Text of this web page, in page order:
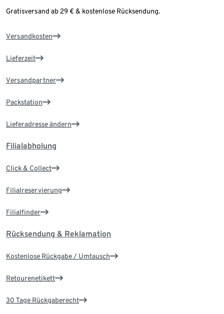
Gratisversand ab 29 € & kostenlose Rücksendung.
Versandkosten
Lieferzeit
Versandpartner
Packstation
Lieferadresse ändern
Filialabholung
Click & Collect
Filialreservierung
Filialfinder
Rücksendung & Reklamation
Kostenlose Rückgabe / Umtausch
Retourenetikett
30 Tage Rückgaberecht